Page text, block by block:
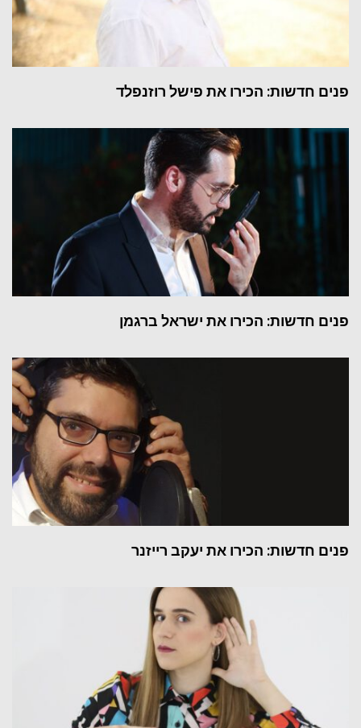
פנים חדשות: הכירו את פישל רוזנפלד
פנים חדשות: הכירו את ישראל ברגמן
פנים חדשות: הכירו את יעקב רייזנר